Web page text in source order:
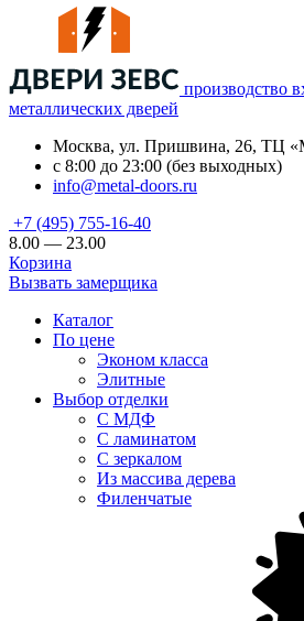
производство
металлических дверей
Москва, ул. Пришвина, 26, ТЦ
с 8:00 до 23:00 (без выходных)
info@metal-doors.ru
+7 (495) 755-16-40
8.00 — 23.00
Корзина
Вызвать замерщика
Каталог
По цене
Эконом класса
Элитные
Выбор отделки
С МДФ
С ламинатом
С зеркалом
Из массива дерева
Филенчатые